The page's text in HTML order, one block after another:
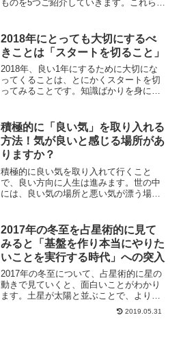
ものを5つご紹介していきます。これらを
対策方法もご紹介していきます。
2018年にとっても大切にするべ
きことは「スタートを切ること」
2018年、良い1年にするために大切にな
ってくることは、とにかくスタートを切
ってみることです。知識ばかりを身につ
について、ご紹介します。
積極的に「良い気」を取り入れる
方法！気が良いと感じる場所があ
りますか？
積極的に良い気を取り入れて行くこと
で、良い方向に人生は進みます。世の中
には、良い気の場所と悪い気が漂う場所
い気の場所についてご紹介します。
2017年の冬至を占星術的に見て
みると「基盤を作り本当にやりた
いことを実行する時代」への突入
2017年の冬至について、占星術的に星の
動きで見ていくと、面白いことがわかり
ます。土星が太陽と並ぶことで、よりい
っそう土星の力が発揮されます。あなた
の本当にやりたいことをどんどん実行し
2019.05.31